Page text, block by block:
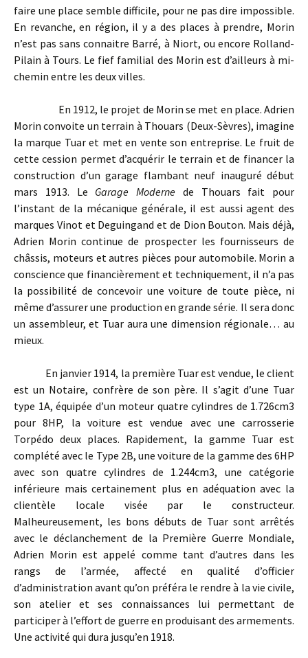
faire une place semble difficile, pour ne pas dire impossible.
En revanche, en région, il y a des places à prendre, Morin
n’est pas sans connaitre Barré, à Niort, ou encore Rolland-
Pilain à Tours. Le fief familial des Morin est d’ailleurs à mi-
chemin entre les deux villes.
En 1912, le projet de Morin se met en place. Adrien
Morin convoite un terrain à Thouars (Deux-Sèvres), imagine
la marque Tuar et met en vente son entreprise. Le fruit de
cette cession permet d’acquérir le terrain et de financer la
construction d’un garage flambant neuf inauguré début
mars 1913. Le Garage Moderne de Thouars fait pour
l’instant de la mécanique générale, il est aussi agent des
marques Vinot et Deguingand et de Dion Bouton. Mais déjà,
Adrien Morin continue de prospecter les fournisseurs de
châssis, moteurs et autres pièces pour automobile. Morin a
conscience que financièrement et techniquement, il n’a pas
la possibilité de concevoir une voiture de toute pièce, ni
même d’assurer une production en grande série. Il sera donc
un assembleur, et Tuar aura une dimension régionale… au
mieux.
En janvier 1914, la première Tuar est vendue, le client
est un Notaire, confrère de son père. Il s’agit d’une Tuar
type 1A, équipée d’un moteur quatre cylindres de 1.726cm3
pour 8HP, la voiture est vendue avec une carrosserie
Torpédo deux places. Rapidement, la gamme Tuar est
complété avec le Type 2B, une voiture de la gamme des 6HP
avec son quatre cylindres de 1.244cm3, une catégorie
inférieure mais certainement plus en adéquation avec la
clientèle locale visée par le constructeur.
Malheureusement, les bons débuts de Tuar sont arrêtés
avec le déclanchement de la Première Guerre Mondiale,
Adrien Morin est appelé comme tant d’autres dans les
rangs de l’armée, affecté en qualité d’officier
d’administration avant qu’on préféra le rendre à la vie civile,
son atelier et ses connaissances lui permettant de
participer à l’effort de guerre en produisant des armements.
Une activité qui dura jusqu’en 1918.